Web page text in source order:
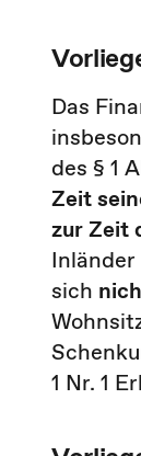
Das
des § 1
Zeit
zur Zeit
Inländer
sich
1 Nr. 1